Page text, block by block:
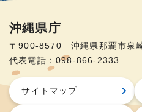
沖縄県庁
〒900-8570 沖縄県那覇市泉
代表電話：098-866-2333
サイトマップ